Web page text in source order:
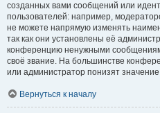
созданных вами сообщений или
пользователей: например,
не можете напрямую изменять
так как они установлены её
конференцию ненужными
своё звание. На большинстве
или администратор понизят
Вернуться к началу